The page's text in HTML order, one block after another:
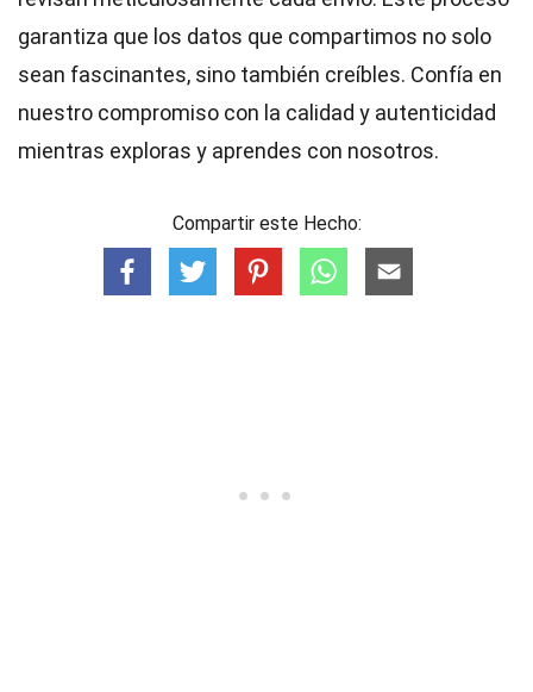
garantiza que los datos que compartimos no solo
sean fascinantes, sino también creíbles. Confía en
nuestro compromiso con la calidad y autenticidad
mientras exploras y aprendes con nosotros.
Compartir este Hecho: